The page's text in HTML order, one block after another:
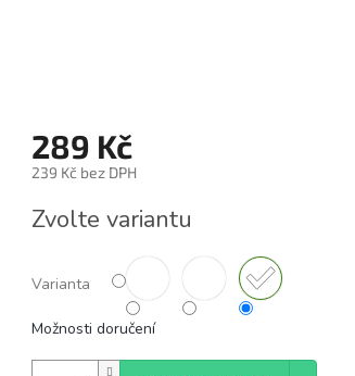
289 Kč
239 Kč bez DPH
cena:
Zvolte variantu
Varianta
Možnosti doručení